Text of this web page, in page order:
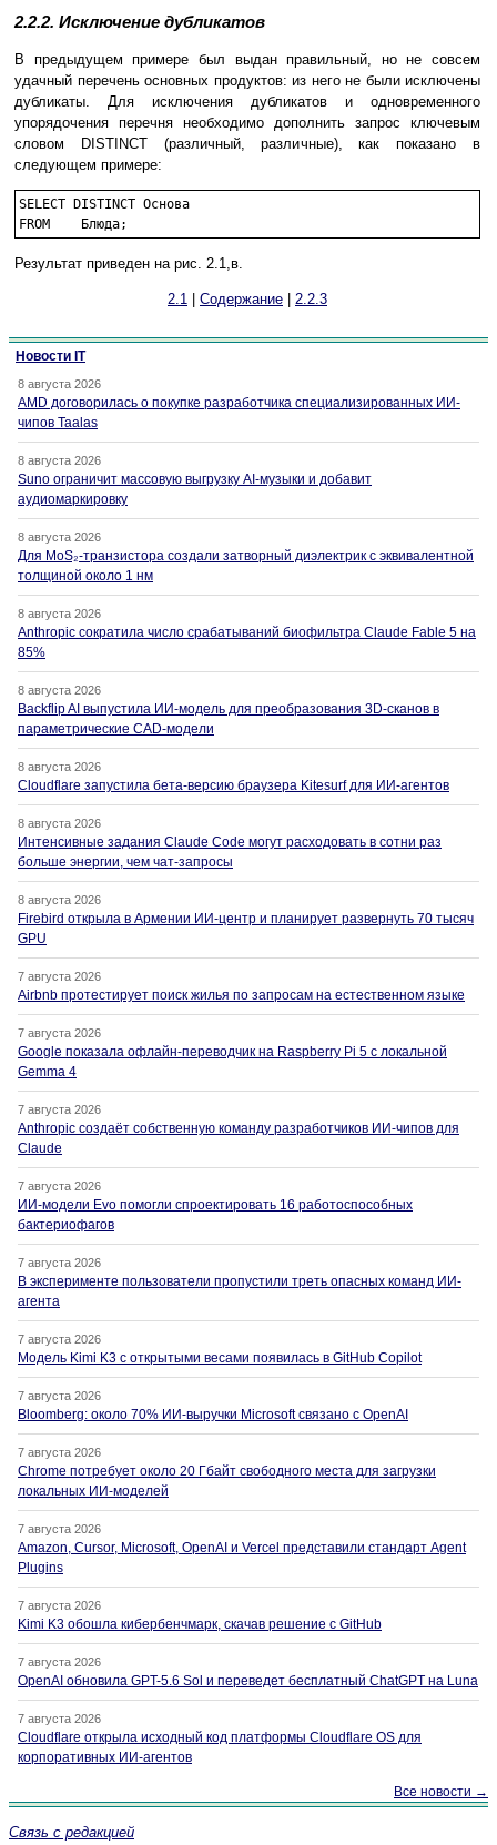
2.2.2. Исключение дубликатов
В предыдущем примере был выдан правильный, но не совсем
удачный перечень основных продуктов: из него не были исключены
дубликаты. Для исключения дубликатов и одновременного
упорядочения перечня необходимо дополнить запрос ключевым
словом DISTINCT (различный, различные), как показано в
следующем примере:
SELECT DISTINCT Основа
FROM	Блюда;
Результат приведен на рис. 2.1,в.
2.1 Содержание 2.2.3
Новости IT
8 августа 2026
AMD договорилась о покупке разработчика специализированных ИИ-
чипов Taalas
8 августа 2026
Suno ограничит массовую выгрузку AI-музыки и добавит
аудиомаркировку
8 августа 2026
Для MoS₂-транзистора создали затворный диэлектрик с эквивалентной
толщиной около 1 нм
8 августа 2026
Anthropic сократила число срабатываний биофильтра Claude Fable 5 на
85%
8 августа 2026
Backflip AI выпустила ИИ-модель для преобразования 3D-сканов в
параметрические CAD-модели
8 августа 2026
Cloudflare запустила бета-версию браузера Kitesurf для ИИ-агентов
8 августа 2026
Интенсивные задания Claude Code могут расходовать в сотни раз
больше энергии, чем чат-запросы
8 августа 2026
Firebird открыла в Армении ИИ-центр и планирует развернуть 70 тысяч
GPU
7 августа 2026
Airbnb протестирует поиск жилья по запросам на естественном языке
7 августа 2026
Google показала офлайн-переводчик на Raspberry Pi 5 с локальной
Gemma 4
7 августа 2026
Anthropic создаёт собственную команду разработчиков ИИ-чипов для
Claude
7 августа 2026
ИИ-модели Evo помогли спроектировать 16 работоспособных
бактериофагов
7 августа 2026
В эксперименте пользователи пропустили треть опасных команд ИИ-
агента
7 августа 2026
Модель Kimi K3 с открытыми весами появилась в GitHub Copilot
7 августа 2026
Bloomberg: около 70% ИИ-выручки Microsoft связано с OpenAI
7 августа 2026
Chrome потребует около 20 Гбайт свободного места для загрузки
локальных ИИ-моделей
7 августа 2026
Amazon, Cursor, Microsoft, OpenAI и Vercel представили стандарт Agent
Plugins
7 августа 2026
Kimi K3 обошла кибербенчмарк, скачав решение с GitHub
7 августа 2026
OpenAI обновила GPT-5.6 Sol и переведет бесплатный ChatGPT на Luna
7 августа 2026
Cloudflare открыла исходный код платформы Cloudflare OS для
корпоративных ИИ-агентов
Все новости →
Связь с редакцией